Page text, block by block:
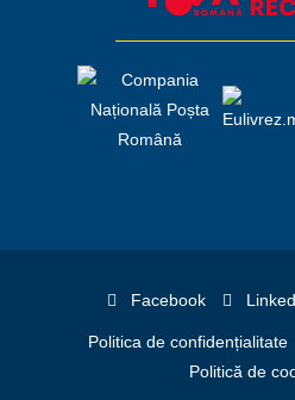
Facebook
Politica de confidențialitate
Politică de